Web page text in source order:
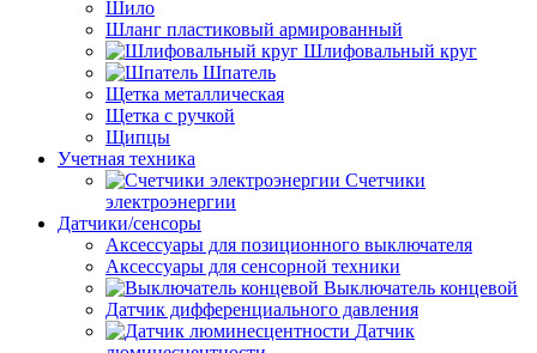
Шило
Шланг пластиковый армированный
Шлифовальный круг
Шпатель
Щетка металлическая
Щетка с ручкой
Щипцы
Учетная техника
Счетчики
электроэнергии
Датчики/сенсоры
Аксессуары для позиционного выключателя
Аксессуары для сенсорной техники
Выключатель концевой
Датчик дифференциального давления
Датчик